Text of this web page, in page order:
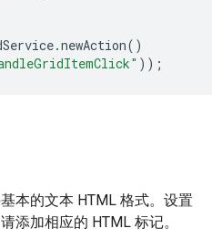
.newAction()
));
本的文本 HTML 格式。设置
添加相应的 HTML 标记。